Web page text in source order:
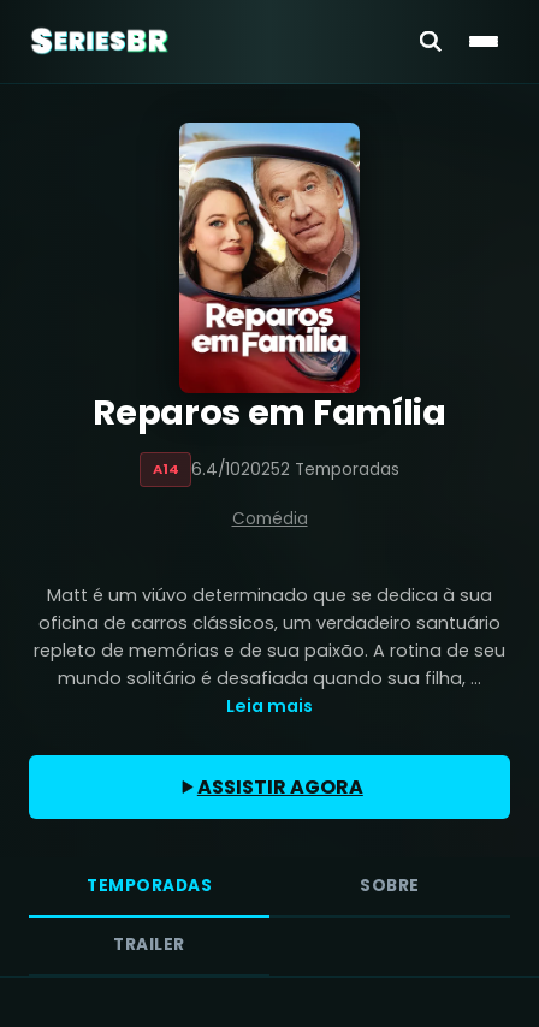
Reparos em Família
A14 6.4/1020252 Temporadas
Comédia
Matt é um viúvo determinado que se dedica à sua
oficina de carros clássicos, um verdadeiro santuário
repleto de memórias e de sua paixão. A rotina de seu
mundo solitário é desafiada quando sua filha, ...
Leia mais
ASSISTIR AGORA
TEMPORADAS SOBRE
TRAILER